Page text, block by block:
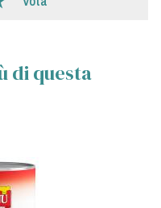
di questa